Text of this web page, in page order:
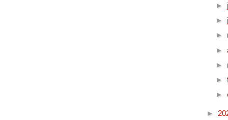
►
►
►
►
►
►
►
►